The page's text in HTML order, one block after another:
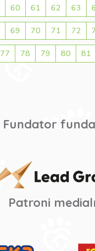
60 61 62 63
69 70 71 72
77 78 79 80 81
Fundator
Patroni